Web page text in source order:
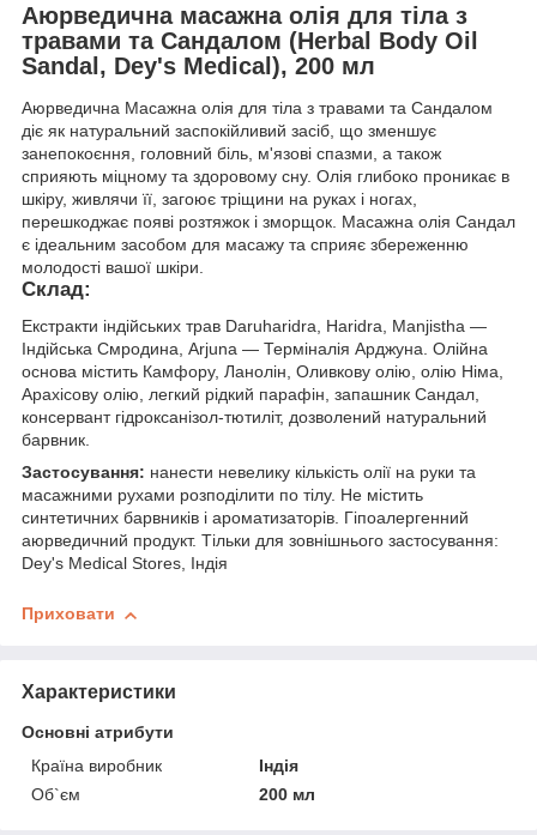
Аюрведична масажна олія для тіла з
травами та Сандалом (Herbal Body Oil
Sandal, Dey's Medical), 200 мл
Аюрведична Масажна олія для тіла з травами та Сандалом
діє як натуральний заспокійливий засіб, що зменшує
занепокоєння, головний біль, м'язові спазми, а також
сприяють міцному та здоровому сну. Олія глибоко проникає в
шкіру, живлячи її, загоює тріщини на руках і ногах,
перешкоджає появі розтяжок і зморщок. Масажна олія Сандал
є ідеальним засобом для масажу та сприяє збереженню
молодості вашої шкіри.
Склад:
Екстракти індійських трав Daruharidra, Haridra, Manjistha —
Індійська Смродина, Arjuna — Терміналія Арджуна. Олійна
основа містить Камфору, Ланолін, Оливкову олію, олію Німа,
Арахісову олію, легкий рідкий парафін, запашник Сандал,
консервант гідроксанізол-тютиліт, дозволений натуральний
барвник.
Застосування: нанести невелику кількість олії на руки та
масажними рухами розподілити по тілу. Не містить
синтетичних барвників і ароматизаторів. Гіпоалергенний
аюрведичний продукт. Тільки для зовнішнього застосування:
Dey's Medical Stores, Індія
Приховати
Характеристики
Основні атрибути
Країна виробник
Індія
Об`єм
200 мл